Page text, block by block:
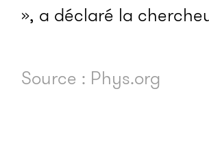
», a déclaré la
Source : Phys.org